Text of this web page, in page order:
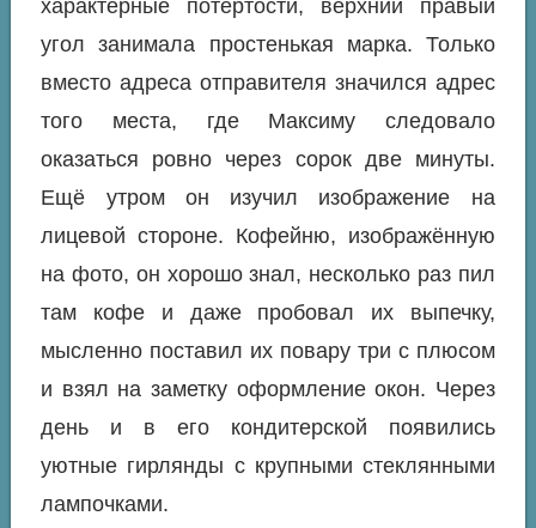
характерные потёртости, верхний правый
угол занимала простенькая марка. Только
вместо адреса отправителя значился адрес
того места, где Максиму следовало
оказаться ровно через сорок две минуты.
Ещё утром он изучил изображение на
лицевой стороне. Кофейню, изображённую
на фото, он хорошо знал, несколько раз пил
там кофе и даже пробовал их выпечку,
мысленно поставил их повару три с плюсом
и взял на заметку оформление окон. Через
день и в его кондитерской появились
уютные гирлянды с крупными стеклянными
лампочками.